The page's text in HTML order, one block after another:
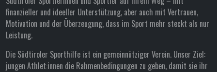
finanzieller und ideeller Unterstützung, aber auch mit Vertrauen,
Motivation und der Überzeugung, dass im Sport mehr steckt als nur
Leistung.
Die Südtiroler Sporthilfe ist ein gemeinnütziger Verein. Unser Ziel:
jungen Athlet:innen die Rahmenbedingungen zu geben, damit sie ihr